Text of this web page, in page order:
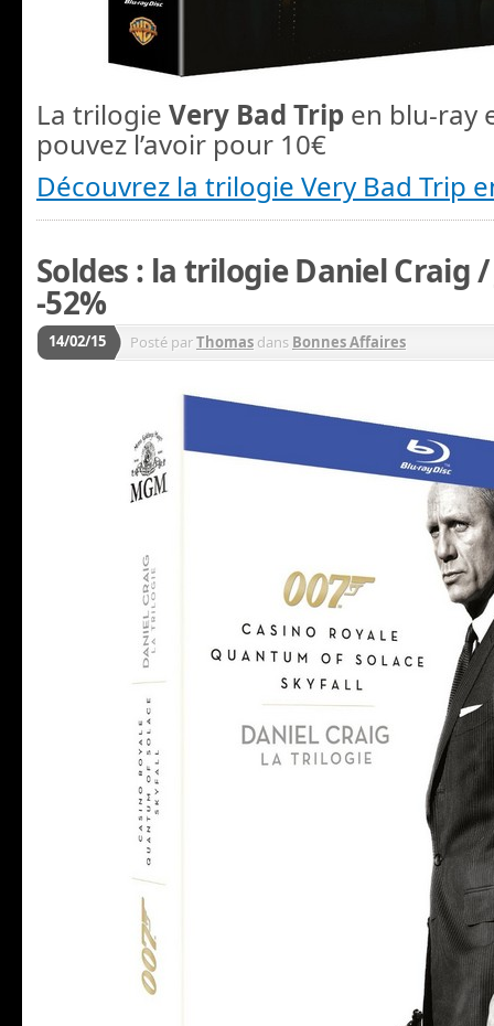
La trilogie Very Bad Trip en blu-ray
pouvez l’avoir pour 10€
Découvrez la trilogie Very Bad Trip
Soldes : la trilogie Daniel Craig
-52%
14/02/15 Posté parThomas dans Bonnes Affaires